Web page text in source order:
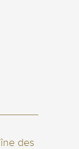
des